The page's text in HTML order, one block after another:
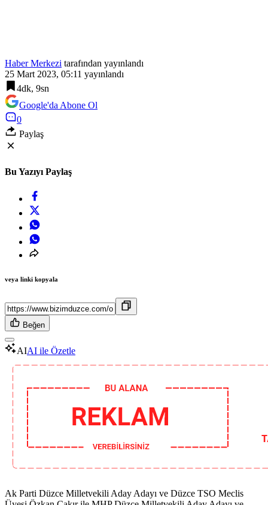
Haber Merkezi tarafından yayınlandı
25 Mart 2023, 05:11 yayınlandı
4dk, 9sn
Google'da Abone Ol
0
Paylaş
Bu Yazıyı Paylaş
veya linki kopyala
Beğen
AIAI ile Özetle
Ak Parti Düzce Milletvekili Aday Adayı ve Düzce TSO Meclis